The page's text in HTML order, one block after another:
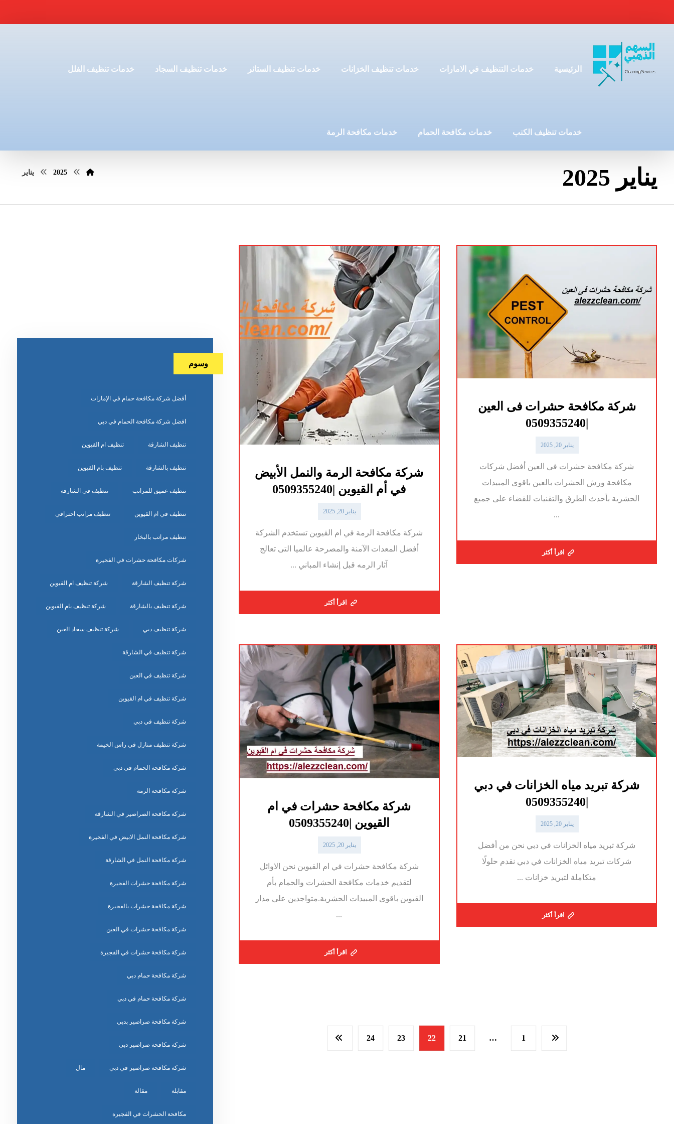
الرئيسية خدمات التنظيف في الامارات خدمات تنظيف الخزانات خدمات تنظيف الستائر خدمات تنظيف السجاد خدمات تنظيف الفلل
خدمات تنظيف الكنب خدمات مكافحة الحمام خدمات مكافحة الرمة
يناير 2025 2025 يناير
شركة مكافحة حشرات فى العين
يناير 20, 2025
شركة مكافحة حشرات فى العين أفضل شركات
مكافحة ورش الحشرات بالعين باقوى المبيدات
الحشرية بأحدث الطرق والتقنيات للقضاء على جميع
...
اقرأ أكثر
شركة مكافحة الرمة والنمل الأبيض
في أم القيوين |0509355240
يناير 20, 2025
شركة مكافحة الرمة في ام القيوين تستخدم الشركة
أفضل المعدات الآمنة والمصرحة عالميا التى تعالج
آثار الرمه قبل إنشاء المباني ...
اقرأ أكثر
شركة تبريد مياه الخزانات في دبي
يناير 20, 2025
شركة تبريد مياه الخزانات في دبي نحن من أفضل
شركات تبريد مياه الخزانات في دبي نقدم حلولًا
متكاملة لتبريد خزانات ...
اقرأ أكثر
شركة مكافحة حشرات في ام
القيوين |0509355240
يناير 20, 2025
شركة مكافحة حشرات في ام القيوين نحن الاوائل
لتقديم خدمات مكافحة الحشرات والحمام بأم
القيوين باقوى المبيدات الحشرية.متواجدين على مدار
...
اقرأ أكثر
1
…
21
22
23
24
وسوم
أفضل شركة مكافحة حمام في الإمارات
افضل شركة مكافحة الحمام في دبي
تنظيف الشارقة تنظيف ام القيوين
تنظيف بالشارقة تنظيف بام القيوين
تنظيف عميق للمراتب تنظيف في الشارقة
تنظيف في ام القيوين تنظيف مراتب احترافي
تنظيف مراتب بالبخار
شركات مكافحة حشرات في الفجيرة
شركة تنظيف الشارقة شركة تنظيف ام القيوين
شركة تنظيف بالشارقة شركة تنظيف بام القيوين
شركة تنظيف دبي شركة تنظيف سجاد العين
شركة تنظيف في الشارقة
شركة تنظيف في العين
شركة تنظيف في ام القيوين
شركة تنظيف في دبي
شركة تنظيف منازل في راس الخيمة
شركة مكافحة الحمام في دبي
شركة مكافحة الرمة
شركة مكافحة الصراصير في الشارقة
شركة مكافحة النمل الابيض في الفجيرة
شركة مكافحة النمل في الشارقة
شركة مكافحة حشرات الفجيرة
شركة مكافحة حشرات بالفجيرة
شركة مكافحة حشرات في العين
شركة مكافحة حشرات في الفجيرة
شركة مكافحة حمام دبي
شركة مكافحة حمام في دبي
شركة مكافحة صراصير بدبي
شركة مكافحة صراصير دبي
شركة مكافحة صراصير في دبي مال
مقابلة مقالة
مكافحة الحشرات في الفجيرة